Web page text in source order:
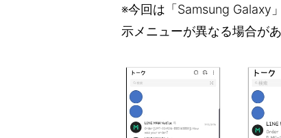
※今回は「Samsung Galaxy
示メニューが異なる場合があ